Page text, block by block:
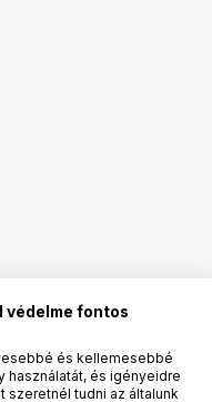
védelme fontos
és kellemesebbé
használatát, és igényeidre
szeretnél tudni az általunk